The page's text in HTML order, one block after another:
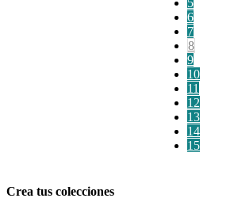
5
6
7
8
9
10
11
12
13
14
15
Crea tus colecciones